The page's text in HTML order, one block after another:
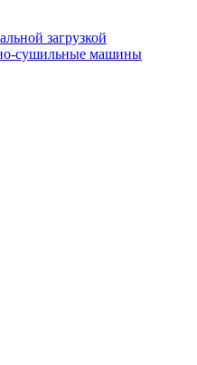
загрузкой
сушильные машины